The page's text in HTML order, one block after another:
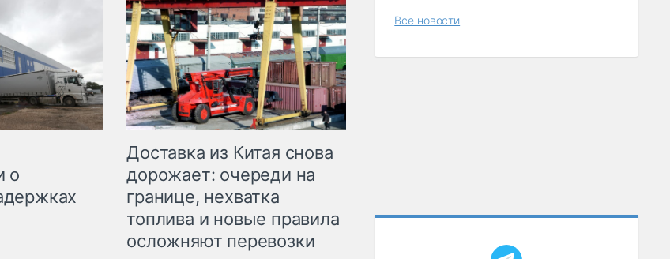
о
Доставка из Китая снова
дорожает: очереди на
границе, нехватка
топлива и новые правила
осложняют перевозки
Все новости